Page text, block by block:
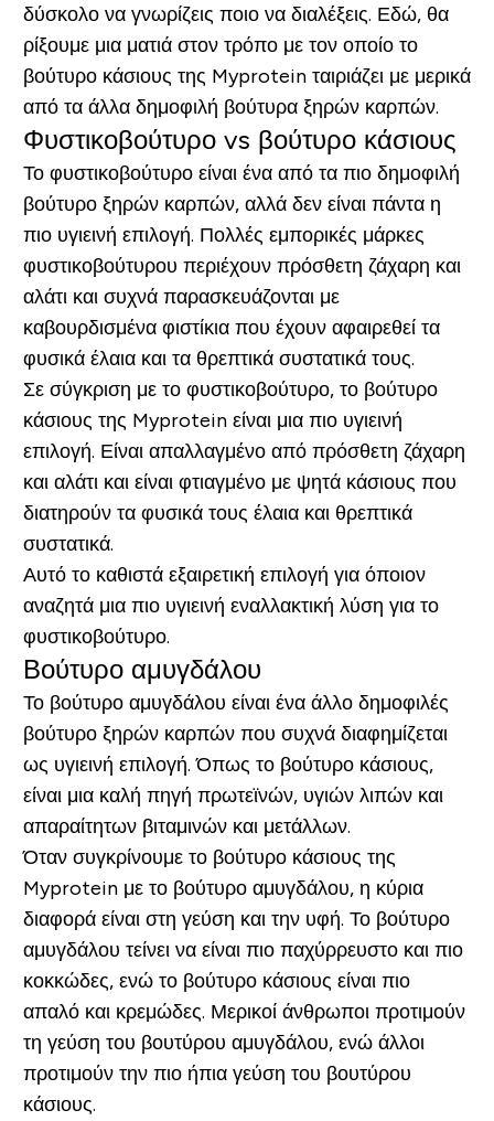
δύσκολο να γνωρίζεις ποιο να διαλέξεις. Εδώ, θα
ρίξουμε μια ματιά στον τρόπο με τον οποίο το
βούτυρο κάσιους της Myprotein ταιριάζει με μερικά
από τα άλλα δημοφιλή βούτυρα ξηρών καρπών.
Φυστικοβούτυρο vs βούτυρο κάσιους
Το φυστικοβούτυρο είναι ένα από τα πιο δημοφιλή
βούτυρο ξηρών καρπών, αλλά δεν είναι πάντα η
πιο υγιεινή επιλογή. Πολλές εμπορικές μάρκες
φυστικοβούτυρου περιέχουν πρόσθετη ζάχαρη και
αλάτι και συχνά παρασκευάζονται με
καβουρδισμένα φιστίκια που έχουν αφαιρεθεί τα
φυσικά έλαια και τα θρεπτικά συστατικά τους.
Σε σύγκριση με το φυστικοβούτυρο, το βούτυρο
κάσιους της Myprotein είναι μια πιο υγιεινή
επιλογή. Είναι απαλλαγμένο από πρόσθετη ζάχαρη
και αλάτι και είναι φτιαγμένο με ψητά κάσιους που
διατηρούν τα φυσικά τους έλαια και θρεπτικά
συστατικά.
Αυτό το καθιστά εξαιρετική επιλογή για όποιον
αναζητά μια πιο υγιεινή εναλλακτική λύση για το
φυστικοβούτυρο.
Βούτυρο αμυγδάλου
Το βούτυρο αμυγδάλου είναι ένα άλλο δημοφιλές
βούτυρο ξηρών καρπών που συχνά διαφημίζεται
ως υγιεινή επιλογή. Όπως το βούτυρο κάσιους,
είναι μια καλή πηγή πρωτεϊνών, υγιών λιπών και
απαραίτητων βιταμινών και μετάλλων.
Όταν συγκρίνουμε το βούτυρο κάσιους της
Myprotein με το βούτυρο αμυγδάλου, η κύρια
διαφορά είναι στη γεύση και την υφή. Το βούτυρο
αμυγδάλου τείνει να είναι πιο παχύρρευστο και πιο
κοκκώδες, ενώ το βούτυρο κάσιους είναι πιο
απαλό και κρεμώδες. Μερικοί άνθρωποι προτιμούν
τη γεύση του βουτύρου αμυγδάλου, ενώ άλλοι
προτιμούν την πιο ήπια γεύση του βουτύρου
κάσιους.